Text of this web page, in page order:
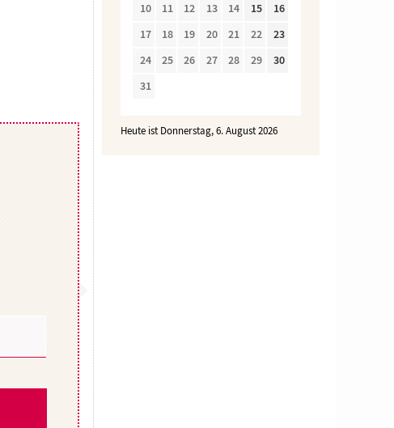
10
11 12 13 14 15
16
17
18 19 20 21 22
23
24
25 26 27 28 29
30
31
Heute ist Donnerstag, 6. August 2026